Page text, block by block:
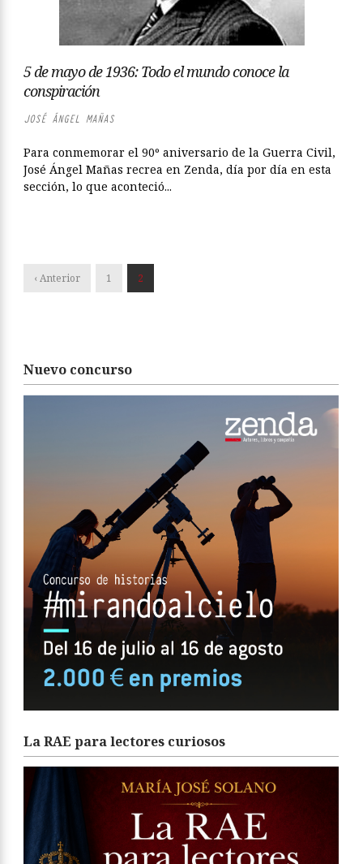
5 de mayo de 1936: Todo el mundo conoce la
conspiración
JOSÉ ÁNGEL MAÑAS
Para conmemorar el 90º aniversario de la Guerra Civil,
José Ángel Mañas recrea en Zenda, día por día en esta
sección, lo que aconteció...
‹ Anterior 1 2
Nuevo concurso
La RAE para lectores curiosos